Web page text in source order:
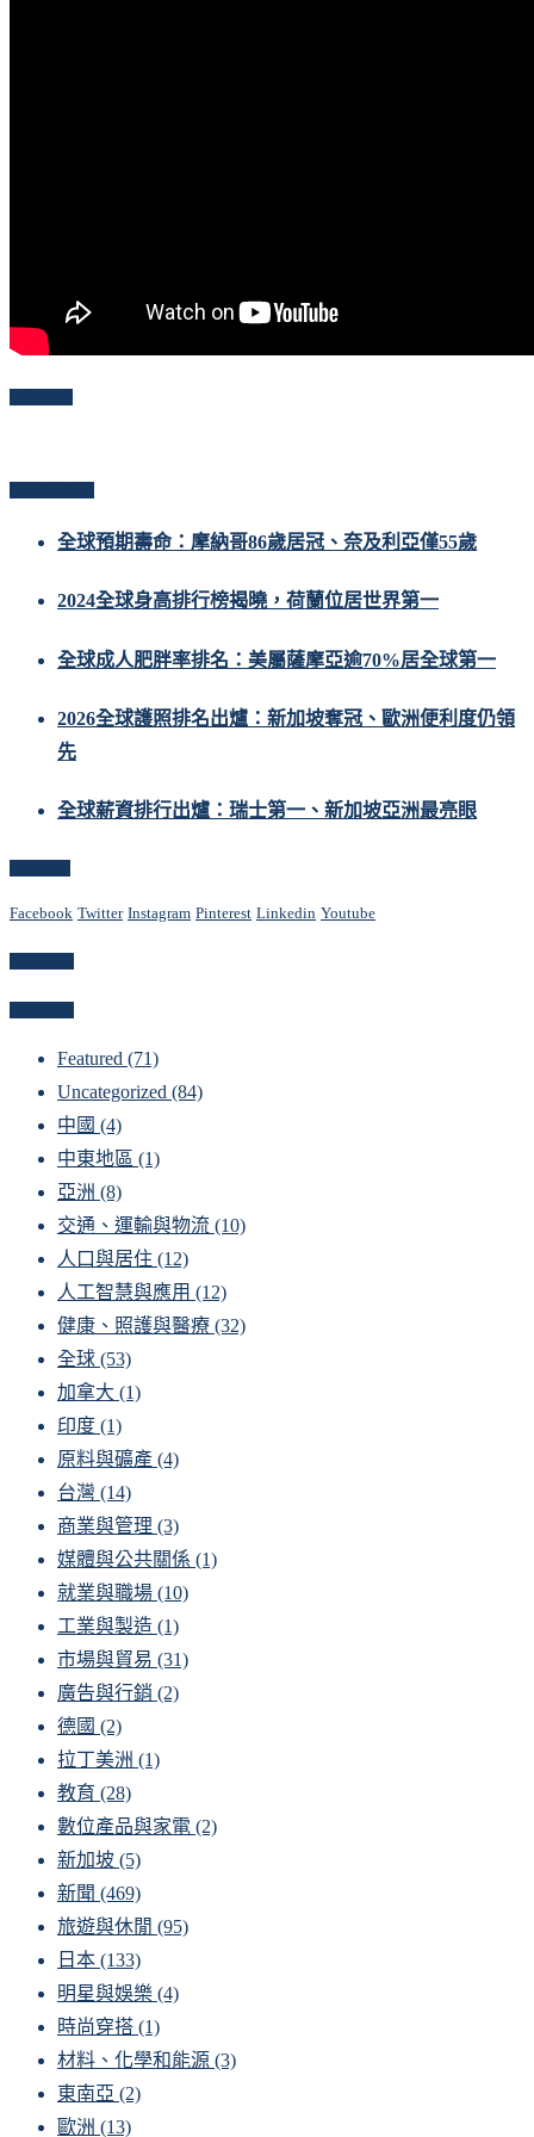
全球預期壽命：摩納哥86歲居冠、奈及利亞僅55歲
2024全球身高排行榜揭曉，荷蘭位居世界第一
全球成人肥胖率排名：美屬薩摩亞逾70%居全球第一
2026全球護照排名出爐：新加坡奪冠、歐洲便利度仍領
先
全球薪資排行出爐：瑞士第一、新加坡亞洲最亮眼
Facebook Twitter Instagram Pinterest Linkedin Youtube
Featured (71)
Uncategorized (84)
中國 (4)
中東地區 (1)
亞洲 (8)
交通、運輸與物流 (10)
人口與居住 (12)
人工智慧與應用 (12)
健康、照護與醫療 (32)
全球 (53)
加拿大 (1)
印度 (1)
原料與礦產 (4)
台灣 (14)
商業與管理 (3)
媒體與公共關係 (1)
就業與職場 (10)
工業與製造 (1)
市場與貿易 (31)
廣告與行銷 (2)
德國 (2)
拉丁美洲 (1)
教育 (28)
數位產品與家電 (2)
新加坡 (5)
新聞 (469)
旅遊與休閒 (95)
日本 (133)
明星與娛樂 (4)
時尚穿搭 (1)
材料、化學和能源 (3)
東南亞 (2)
歐洲 (13)